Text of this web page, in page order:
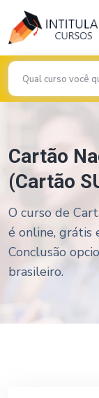
Cartão
(Cartão
O curso de
é online, grátis
Conclusão
brasileiro.